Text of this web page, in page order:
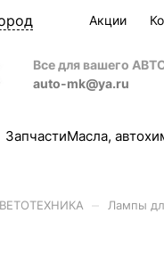
Акции
Все для вашего
auto-mk@ya.ru
ЗапчастиМасла,
Лампы